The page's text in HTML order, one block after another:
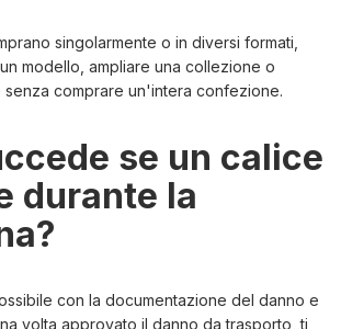
singolarmente o in diversi formati,
modello, ampliare una collezione o
senza comprare un'intera confezione.
se un calice
durante la
con la documentazione del danno e
volta approvato il danno da trasporto, ti